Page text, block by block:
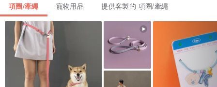
【商品規格】適合貓咪與迷你犬使用
脖圍尺寸 / 18-26 CM
蝴蝶結尺寸 / 8.5ｘ4.5CM
項圈/牽繩 寵物用品 提供客製的 項圈/牽繩